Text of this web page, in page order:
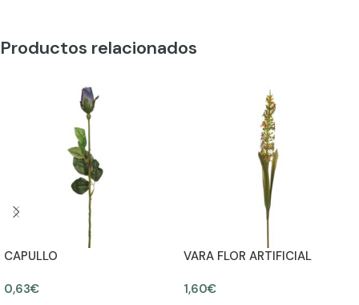
Productos relacionados
CAPULLO
0,63€
VARA FLOR ARTIFICIAL
1,60€